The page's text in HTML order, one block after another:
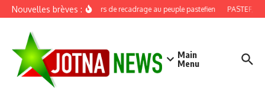
Aller au contenu
Nouvelles brèves :Discours de recadrage au peuple pastefien PASTEF,
Main
Menu